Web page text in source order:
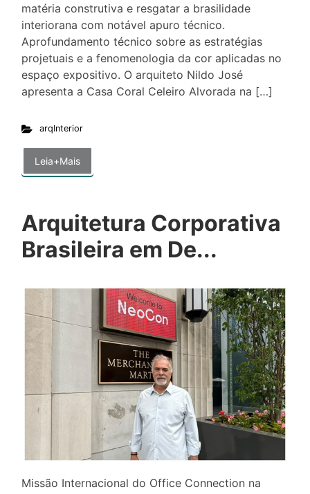
matéria construtiva e resgatar a brasilidade
interiorana com notável apuro técnico.
Aprofundamento técnico sobre as estratégias
projetuais e a fenomenologia da cor aplicadas no
espaço expositivo. O arquiteto Nildo José
apresenta a Casa Coral Celeiro Alvorada na […]
arqInterior
Leia+Mais
Arquitetura Corporativa
Brasileira em De...
Missão Internacional do Office Connection na